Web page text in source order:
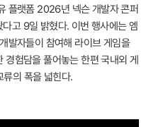
플랫폼 2026년 넥슨 개발자 콘퍼
고 9일 밝혔다. 이번 행사에는 엠
발자들이 참여해 라이브 게임을
험담을 풀어놓는 한편 국내외 게
류의 폭을 넓힌다.